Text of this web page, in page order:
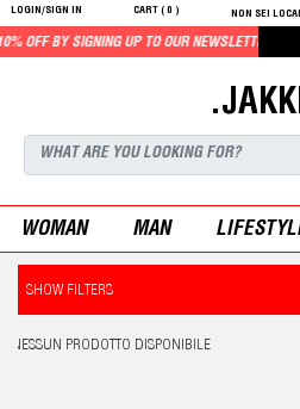
LOGIN/SIGN IN CART ( 0 ) NON SEI
OFF BY SIGNING UP TO OUR NEWSLETTER
WOMAN MAN
SHOW FILTERS
NESSUN PRODOTTO DISPONIBILE